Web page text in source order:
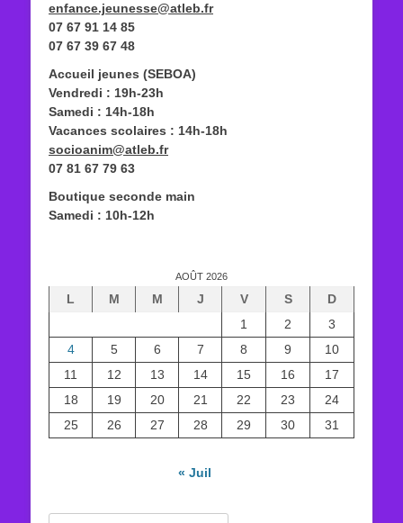
enfance.jeunesse@atleb.fr
07 67 91 14 85
07 67 39 67 48
Accueil jeunes (SEBOA)
Vendredi : 19h-23h
Samedi : 14h-18h
Vacances scolaires : 14h-18h
socioanim@atleb.fr
07 81 67 79 63
Boutique seconde main
Samedi : 10h-12h
AOÛT 2026
L M M J V S
D
1
2
3
4
5 6 7 8 9
10
11
12 13 14 15 16
17
18
19 20 21 22 23
24
25
26 27 28 29 30 31
« Juil